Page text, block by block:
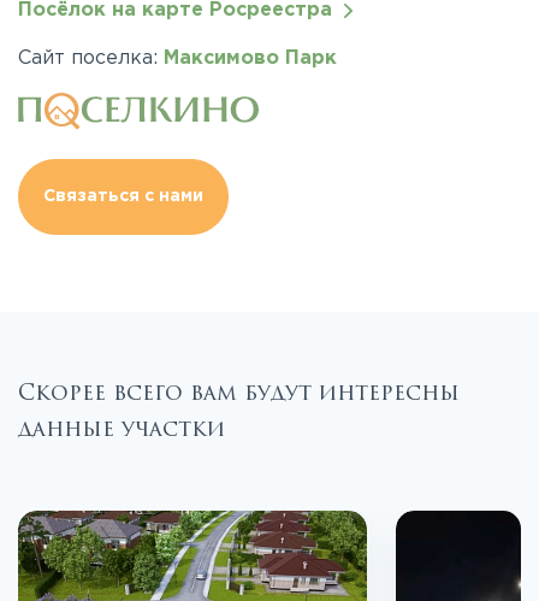
Посёлок на карте Росреестра
Сайт поселка: Максимово Парк
Связаться с нами
Скорее всего вам будут интересны
данные участки